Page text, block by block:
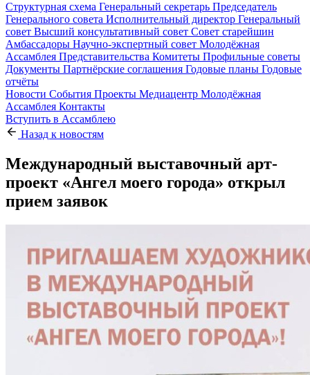
Структурная схема Генеральный секретарь Председатель
Генерального совета Исполнительный директор Генеральный
совет Высший консультативный совет Совет старейшин
Амбассадоры Научно-экспертный совет Молодёжная
Ассамблея Представительства Комитеты Профильные советы
Документы Партнёрские соглашения Годовые планы Годовые
отчёты
Новости События Проекты Медиацентр Молодёжная
Ассамблея Контакты
Вступить в Ассамблею
Назад к новостям
Международный выставочный арт-
проект «Ангел моего города» открыл
прием заявок